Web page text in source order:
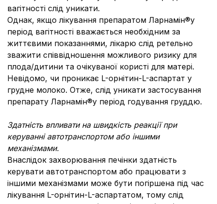
вагітності слід уникати.
Однак, якщо лікування препаратом Ларнамін®у
період вагітності вважається необхідним за
життєвими показаннями, лікарю слід ретельно
зважити співвідношення можливого ризику для
плода/дитини та очікуваної користі для матері.
Невідомо, чи проникає L-орнітин-L-аспартат у
грудне молоко. Отже, слід уникати застосування
препарату Ларнамін®у період годування груддю.
Здатність впливати на швидкість реакції при
керуванні автотранспортом або іншими
механізмами.
Внаслідок захворювання печінки здатність
керувати автотранспортом або працювати з
іншими механізмами може бути погіршена під час
лікування L-орнітин-L-аспартатом, тому слід